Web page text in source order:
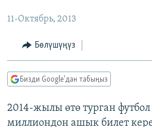
ЭКОНОМИКА
МАДАНИЯТ
БОРБОР АЗИЯ
АТАЙЫН ИЛИКТӨӨ
ТВ ПРОГРАММАЛАР
ЭКСПЕРТТЕР ТАЛДАЙТ
БИЗ ЖАНА ДҮЙНӨ
ӨЗГӨЧӨ ПИКИР
Русский
11-Октябрь, 2013
Бөлүшүңүз
Бизди Google'дан табыңыз
2014-жылы өтө турган
миллиондон ашык билет